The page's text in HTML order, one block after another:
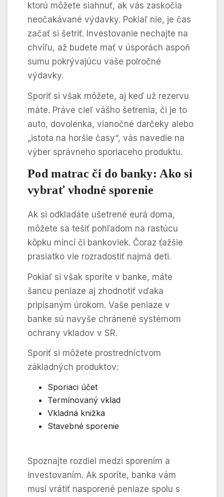
ktorú môžete siahnuť, ak vás zaskočia
neočakávané výdavky. Pokiaľ nie, je čas
začať si šetriť. Investovanie nechajte na
chvíľu, až budete mať v úsporách aspoň
sumu pokrývajúcu vaše polročné
výdavky.
Sporiť si však môžete, aj keď už rezervu
máte. Práve cieľ vášho šetrenia, či je to
auto, dovolenka, vianočné darčeky alebo
„istota na horšie časy“, vás navedie na
výber správneho sporiaceho produktu.
Pod matrac či do banky: Ako si
vybrať vhodné sporenie
Ak si odkladáte ušetrené eurá doma,
môžete sa tešiť pohľadom na rastúcu
kôpku mincí či bankoviek. Čoraz ťažšie
prasiatko vie rozradostiť najmä deti.
Pokiaľ si však sporíte v banke, máte
šancu peniaze aj zhodnotiť vďaka
pripísaným úrokom. Vaše peniaze v
banke sú navyše chránené systémom
ochrany vkladov v SR.
Sporiť si môžete prostredníctvom
základných produktov:
Sporiaci účet
Termínovaný vklad
Vkladná knižka
Stavebné sporenie
Spoznajte rozdiel medzi sporením a
investovaním. Ak sporíte, banka vám
musí vrátiť nasporené peniaze spolu s